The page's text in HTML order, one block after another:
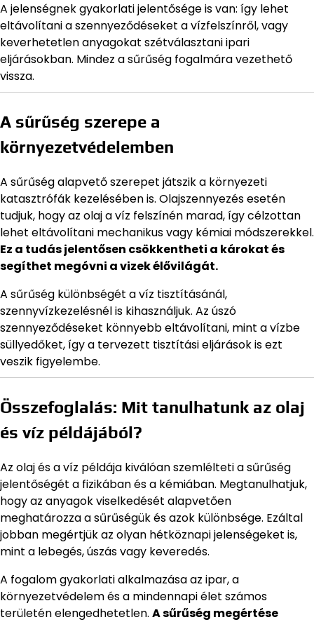
A jelenségnek gyakorlati jelentősége is van: így lehet
eltávolítani a szennyeződéseket a vízfelszínről, vagy
keverhetetlen anyagokat szétválasztani ipari
eljárásokban. Mindez a sűrűség fogalmára vezethető
vissza.
A sűrűség szerepe a
környezetvédelemben
A sűrűség alapvető szerepet játszik a környezeti
katasztrófák kezelésében is. Olajszennyezés esetén
tudjuk, hogy az olaj a víz felszínén marad, így célzottan
lehet eltávolítani mechanikus vagy kémiai módszerekkel.
Ez a tudás jelentősen csökkentheti a károkat és
segíthet megóvni a vizek élővilágát.
A sűrűség különbségét a víz tisztításánál,
szennyvízkezelésnél is kihasználjuk. Az úszó
szennyeződéseket könnyebb eltávolítani, mint a vízbe
süllyedőket, így a tervezett tisztítási eljárások is ezt
veszik figyelembe.
Összefoglalás: Mit tanulhatunk az olaj
és víz példájából?
Az olaj és a víz példája kiválóan szemlélteti a sűrűség
jelentőségét a fizikában és a kémiában. Megtanulhatjuk,
hogy az anyagok viselkedését alapvetően
meghatározza a sűrűségük és azok különbsége. Ezáltal
jobban megértjük az olyan hétköznapi jelenségeket is,
mint a lebegés, úszás vagy keveredés.
A fogalom gyakorlati alkalmazása az ipar, a
környezetvédelem és a mindennapi élet számos
területén elengedhetetlen. A sűrűség megértése